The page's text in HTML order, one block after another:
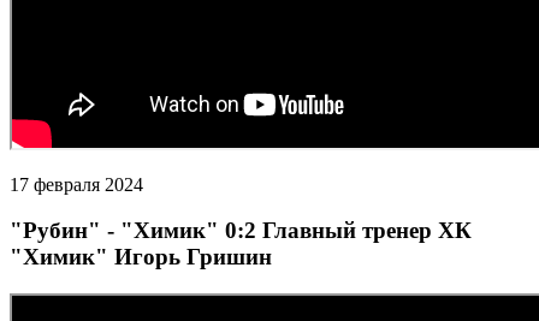
17 февраля 2024
"Рубин" - "Химик" 0:2 Главный тренер ХК
"Химик" Игорь Гришин